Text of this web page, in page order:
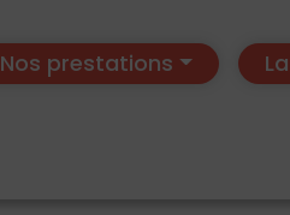
Nos prestations